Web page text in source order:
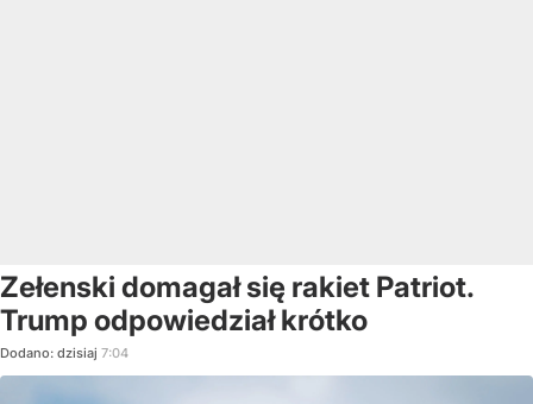
Zełenski domagał się rakiet Patriot.
Trump odpowiedział krótko
Dodano: dzisiaj 7:04